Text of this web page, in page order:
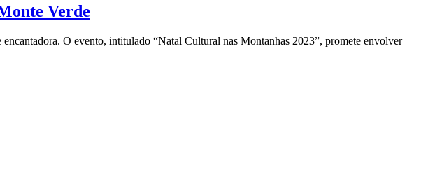
Verde
O evento, intitulado “Natal Cultural nas Montanhas 2023”, promete envolver